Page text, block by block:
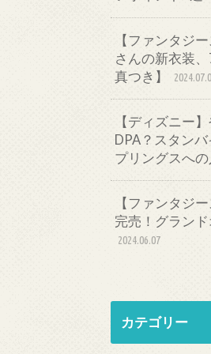
【ファンタジ
さんの新衣装
真つき】
【ディズニー
DPA？スタン
プリングスへ
【ファンタジ
完売！グラン
2024.06.07
カテゴリー